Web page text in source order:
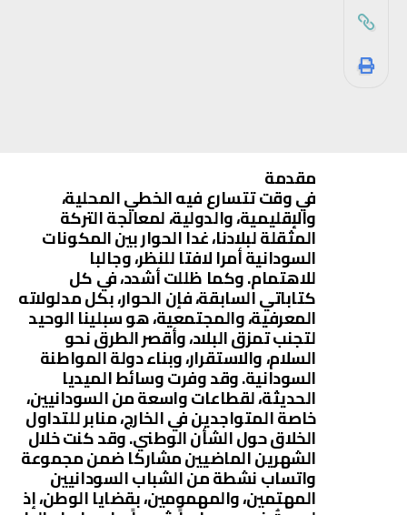
مقدمة
في وقت تتسارع فيه الخطي المحلية،
والإقليمية، والدولية، لمعالجة التركة
المثقلة لبلادنا، غدا الحوار بين المكونات
السودانية أمرا لافتا للنظر، وجالبا
للاهتمام. وكما ظللت أشدد، في كل
كتاباتي السابقة، فإن الحوار، بكل مدلولاته
المعرفية، والمجتمعية، هو سبلينا الوحيد
لتجنب تمزق البلاد، وأقصر الطرق نحو
السلام، والاستقرار، وبناء دولة المواطنة
السودانية. وقد وفرت وسائط الميديا
الحديثة، لقطاعات واسعة من السودانيين،
خاصة المتواجدين في الخارج، منابر للتداول
الخلاق حول الشأن الوطني. وقد كنت خلال
الشهرين الماضيين مشاركا ضمن مجموعة
واتساب نشطة من الشباب السودانيين
المهتمين، والمهمومين، بقضايا الوطن، إذ